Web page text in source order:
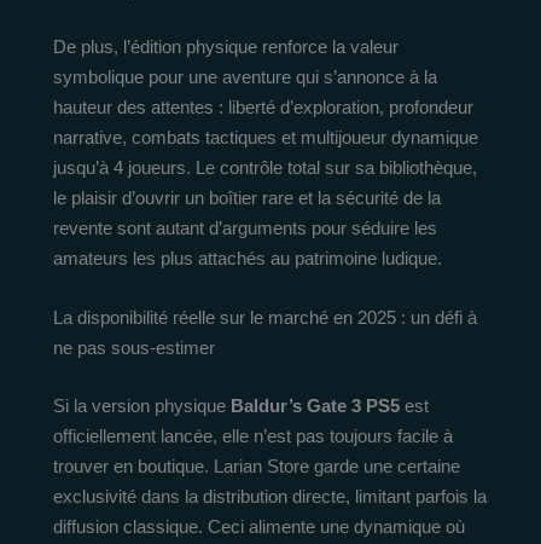
De plus, l’édition physique renforce la valeur
symbolique pour une aventure qui s’annonce à la
hauteur des attentes : liberté d’exploration, profondeur
narrative, combats tactiques et multijoueur dynamique
jusqu’à 4 joueurs. Le contrôle total sur sa bibliothèque,
le plaisir d’ouvrir un boîtier rare et la sécurité de la
revente sont autant d’arguments pour séduire les
amateurs les plus attachés au patrimoine ludique.
La disponibilité réelle sur le marché en 2025 : un défi à
ne pas sous-estimer
Si la version physique Baldur’s Gate 3 PS5 est
officiellement lancée, elle n’est pas toujours facile à
trouver en boutique. Larian Store garde une certaine
exclusivité dans la distribution directe, limitant parfois la
diffusion classique. Ceci alimente une dynamique où